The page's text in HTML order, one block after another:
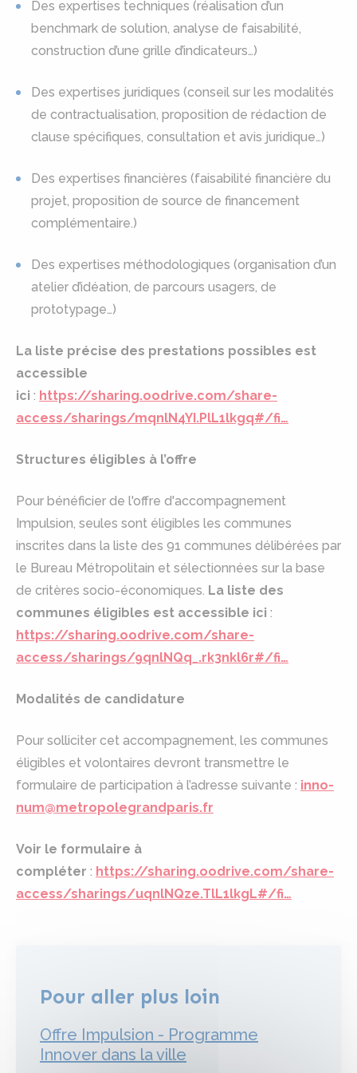
Des expertises techniques (réalisation d’un
benchmark de solution, analyse de faisabilité,
construction d’une grille d’indicateurs…)
Des expertises juridiques (conseil sur les modalités
de contractualisation, proposition de rédaction de
clause spécifiques, consultation et avis juridique…)
Des expertises financières (faisabilité financière du
projet, proposition de source de financement
complémentaire.)
Des expertises méthodologiques (organisation d’un
atelier d’idéation, de parcours usagers, de
prototypage…)
La liste précise des prestations possibles est
accessible
ici : https://sharing.oodrive.com/share-
access/sharings/mqnlN4YI.PlL1lkgq#/fi…
Structures éligibles à l’offre
Pour bénéficier de l'offre d'accompagnement
Impulsion, seules sont éligibles les communes
inscrites dans la liste des 91 communes délibérées par
le Bureau Métropolitain et sélectionnées sur la base
de critères socio-économiques. La liste des
communes éligibles est accessible ici :
https://sharing.oodrive.com/share-
access/sharings/9qnlNQq_.rk3nkl6r#/fi…
Modalités de candidature
Pour solliciter cet accompagnement, les communes
éligibles et volontaires devront transmettre le
formulaire de participation à l’adresse suivante : inno-
num@metropolegrandparis.fr
Voir le formulaire à
compléter : https://sharing.oodrive.com/share-
access/sharings/uqnlNQze.TlL1lkgL#/fi…
Pour aller plus loin
Offre Impulsion - Programme
Innover dans la ville